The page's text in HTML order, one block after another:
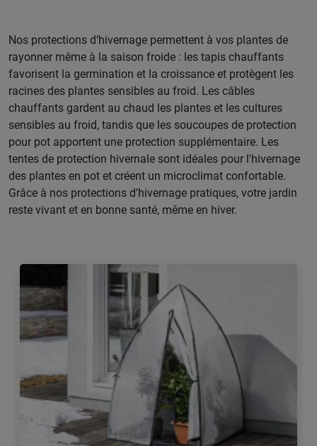
Nos protections d’hivernage permettent à vos plantes de
rayonner même à la saison froide : les tapis chauffants
favorisent la germination et la croissance et protègent les
racines des plantes sensibles au froid. Les câbles
chauffants gardent au chaud les plantes et les cultures
sensibles au froid, tandis que les soucoupes de protection
pour pot apportent une protection supplémentaire. Les
tentes de protection hivernale sont idéales pour l'hivernage
des plantes en pot et créent un microclimat confortable.
Grâce à nos protections d’hivernage pratiques, votre jardin
reste vivant et en bonne santé, même en hiver.